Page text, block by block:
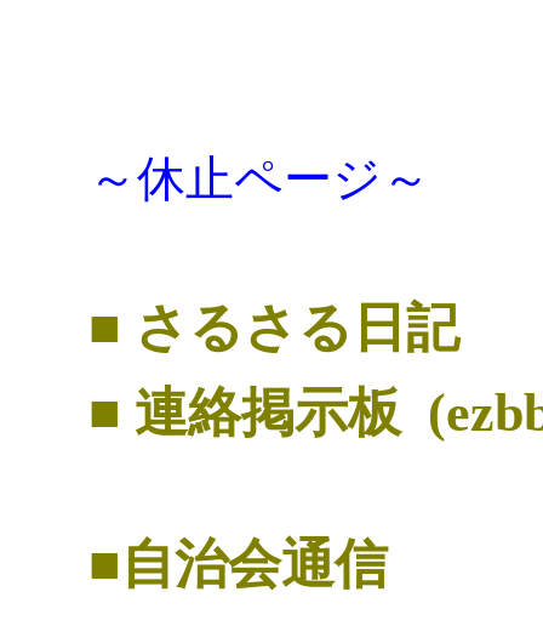
～休止ページ～
■ さるさる日記
■ 連絡掲示板
■自治会通信